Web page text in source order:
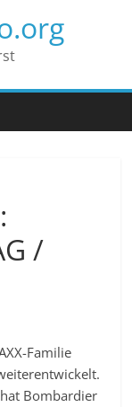
/
Familie
hat Bombardier